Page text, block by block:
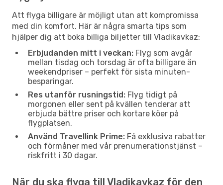
Att flyga billigare är möjligt utan att kompromissa
med din komfort. Här är några smarta tips som
hjälper dig att boka billiga biljetter till Vladikavkaz:
Erbjudanden mitt i veckan: Flyg som avgår
mellan tisdag och torsdag är ofta billigare än
weekendpriser – perfekt för sista minuten-
besparingar.
Res utanför rusningstid: Flyg tidigt på
morgonen eller sent på kvällen tenderar att
erbjuda bättre priser och kortare köer på
flygplatsen.
Använd Travellink Prime: Få exklusiva rabatter
och förmåner med vår prenumerationstjänst –
riskfritt i 30 dagar.
När du ska flyga till Vladikavkaz för den